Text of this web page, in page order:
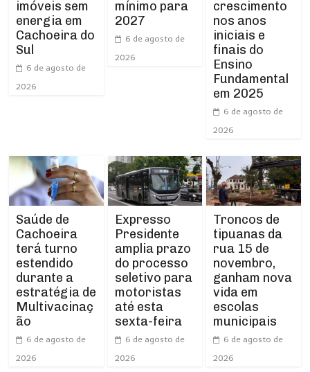
imóveis sem
energia em
Cachoeira do
Sul
6 de agosto de
2026
mínimo para
2027
6 de agosto de
2026
crescimento
nos anos
iniciais e
finais do
Ensino
Fundamental
em 2025
6 de agosto de
2026
Saúde de
Cachoeira
terá turno
estendido
durante a
estratégia de
Multivacinaç
ão
6 de agosto de
2026
Expresso
Presidente
amplia prazo
do processo
seletivo para
motoristas
até esta
sexta-feira
6 de agosto de
2026
Troncos de
tipuanas da
rua 15 de
novembro,
ganham nova
vida em
escolas
municipais
6 de agosto de
2026